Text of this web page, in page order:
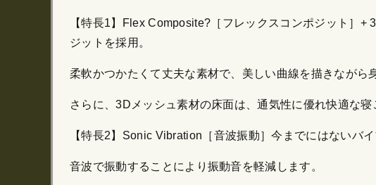
【特長1】Flex Composite?［フレックスコンポジット］
ジットを採用。
柔軟かつかたくて丈夫な素材で、美しい曲線を描きながら
さらに、3Dメッシュ素材の床面は、通気性に優れ快適な寝
【特長2】Sonic Vibration［音波振動］今までにはないバ
音波で振動することにより振動音を軽減します。